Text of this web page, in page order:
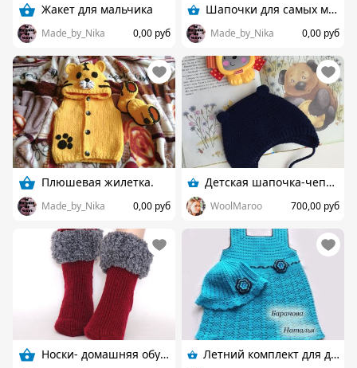
Жакет для мальчика
Made_by_Nika 0,00 руб
Шапочки для самых маленьких
Made_by_Nika 0,00 руб
Плюшевая жилетка.
Made_by_Nika 0,00 руб
Детская шапочка-чепчик с ушками
WoolMaroo 700,00 руб
Носки- домашняя обувь Летний комплект для девочки крючком